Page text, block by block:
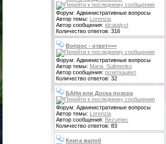
Форум: Административные вопросы
Автор темы: Lorenzia
Автор сообщения: idcatalyst
Количество ответов: 316
Вопрос - ответ>>>
Форум: Административные вопросы
Автор темы: Maria_Sulimenko
Автор сообщения: розеткацвет
Количество ответов: 32
БАНя или Доска позора
Форум: Административные вопросы
Автор темы: Lorenzia
Автор сообщения: Bezumec
Количество ответов: 83
Книга жалоб